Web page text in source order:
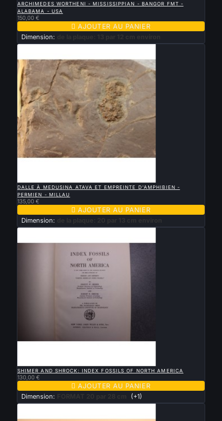
ARCHIMEDES WORTHENI - MISSISSIPPIAN - BANGOR FMT -
ALABAMA - USA
150,00 €
 AJOUTER AU PANIER
Dimension: de la plaque: 13 par 12 cm environ
DALLE À MEDUSINA ATAVA ET EMPREINTE D'AMPHIBIEN -
PERMIEN - MILLAU
135,00 €
 AJOUTER AU PANIER
Dimension: de la plaque: 20 par 13 cm environ
SHIMER AND SHROCK: INDEX FOSSILS OF NORTH AMERICA
130,00 €
 AJOUTER AU PANIER
Dimension: FORMAT 20 par 28 cm (+1)